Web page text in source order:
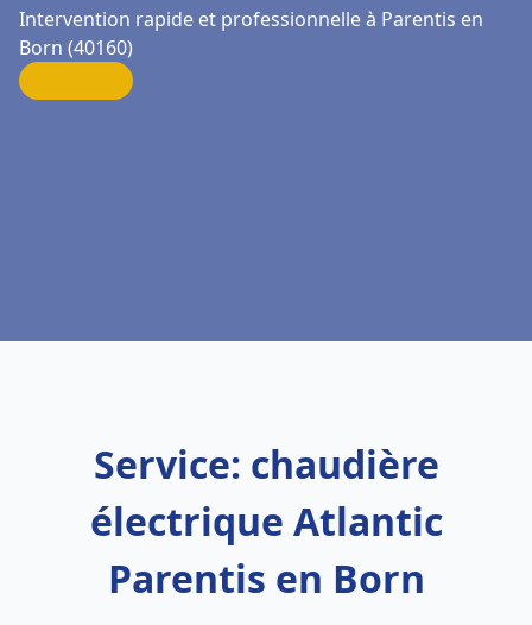
Intervention rapide et professionnelle à Parentis en
Born (40160)
Service: chaudière
électrique Atlantic
Parentis en Born